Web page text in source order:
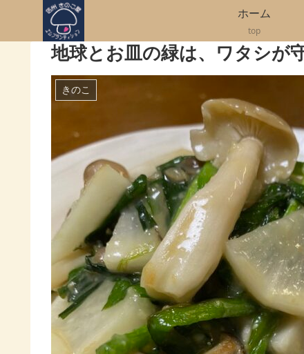
ホーム
top
地球とお皿の緑は、ワタシが
きのこ